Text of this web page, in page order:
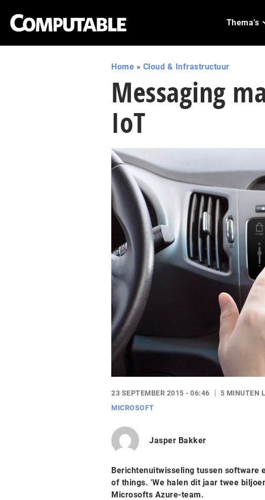
Thema’s
Home » Cloud & Infrastructuur
Messaging
IoT
23 SEPTEMBER 2015 - 06:46 5 MINUTEN
MICROSOFT
Jasper Bakker
Berichtenuitwisseling tussen software
of things. 'We halen dit jaar twee
Microsofts Azure-team.